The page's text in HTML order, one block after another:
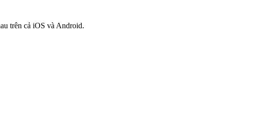
trên cả iOS và Android.